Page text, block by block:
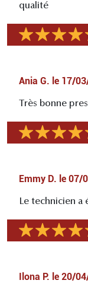
qualité
Ania G. le 17/
Très bonne
Emmy D. le 07/
Le technicien
Ilona P. le 20/